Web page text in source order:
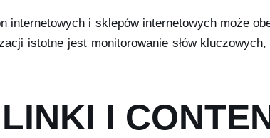
internetowych i sklepów internetowych może
istotne jest monitorowanie słów
I